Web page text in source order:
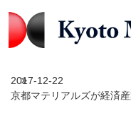
HOME
広報・プレスリリー
2017-12-22
京都マテリアルズが経済